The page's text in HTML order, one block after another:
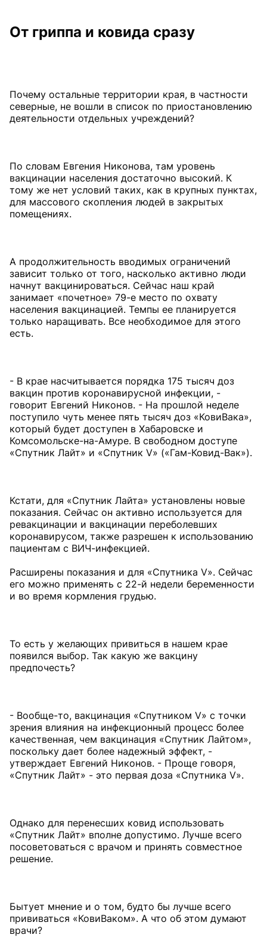
От гриппа и ковида сразу
Почему остальные территории края, в частности
северные, не во­шли в список по приостановлению
деятельности отдельных учреждений?
По словам Евгения Никонова, там уровень
вакцинации населения достаточно высокий. К
тому же нет условий таких, как в крупных пунк­тах,
для массового скопления людей в закрытых
помещениях.
А продолжительность вводимых ограничений
зависит только от того, насколько активно люди
начнут вакцинироваться. Сейчас наш край
занимает «почетное» 79-е место по охвату
населения вакцинацией. Темпы ее планируется
только наращивать. Все необходимое для этого
есть.
- В крае насчитывается порядка 175 тысяч доз
вакцин против коронавирусной инфекции, -
говорит Евгений Никонов. - На прошлой неделе
поступило чуть менее пять тысяч доз «КовиВака»,
который будет доступен в Хабаровске и
Комсомольске-на-Амуре. В свободном доступе
«Спутник Лайт» и «Спутник V» («Гам-Ковид-Вак»).
Кстати, для «Спутник Лайта» установлены новые
показания. Сейчас он активно используется для
ревакцинации и вакцинации переболевших
коронавирусом, также разрешен к использованию
пациентам с ВИЧ-инфекцией.
Расширены показания и для «Спутника V». Сейчас
его можно применять с 22-й недели беременности
и во время кормления грудью.
То есть у желающих привиться в нашем крае
появился выбор. Так какую же вакцину
предпочесть?
- Вообще-то, вакцинация «Спутником V» с точки
зрения влияния на инфекционный процесс более
качественная, чем вакцинация «Спутник Лайтом»,
поскольку дает более надежный эффект, -
утверждает Евгений Никонов. - Проще говоря,
«Спутник Лайт» - это первая доза «Спутника V».
Однако для перенесших ковид использовать
«Спутник Лайт» вполне допустимо. Лучше всего
посоветоваться с врачом и принять совместное
решение.
Бытует мнение и о том, будто бы лучше всего
прививаться «КовиВаком». А что об этом думают
врачи?